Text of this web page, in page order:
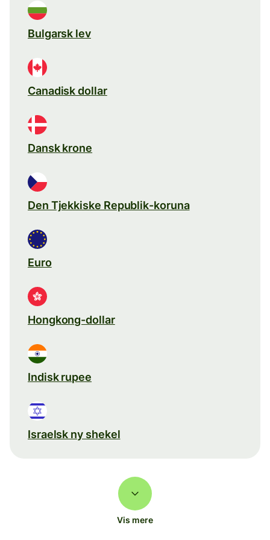
Bulgarsk lev
Canadisk dollar
Dansk krone
Den Tjekkiske Republik-koruna
Euro
Hongkong-dollar
Indisk rupee
Israelsk ny shekel
Vis mere